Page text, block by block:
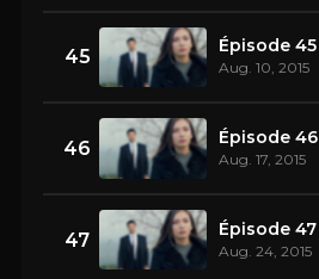
45 Épisode 45
Aug. 10, 2015
46 Épisode 46
Aug. 17, 2015
47 Épisode 47
Aug. 24, 2015